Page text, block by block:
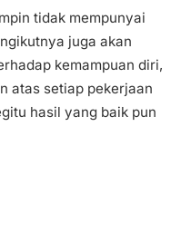
tidak mempunyai
juga akan
kemampuan diri,
atas setiap pekerjaan
hasil yang baik pun